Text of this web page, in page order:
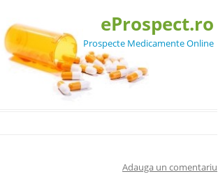
eProspect.ro
Prospecte Medicamente Online
Adauga un comentariu